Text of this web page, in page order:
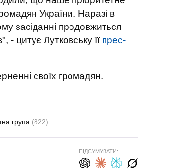
України. Наразі в
засіданні продовжиться
- цитує Лутковську її прес-
своїх громадян.
група (822)
ПІДСУМУВАТИ: